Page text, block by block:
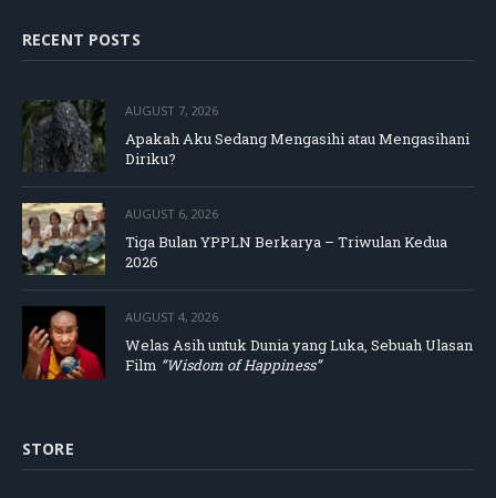
RECENT POSTS
AUGUST 7, 2026
Apakah Aku Sedang Mengasihi atau Mengasihani
Diriku?
AUGUST 6, 2026
Tiga Bulan YPPLN Berkarya – Triwulan Kedua
2026
AUGUST 4, 2026
Welas Asih untuk Dunia yang Luka, Sebuah Ulasan
Film “Wisdom of Happiness”
STORE